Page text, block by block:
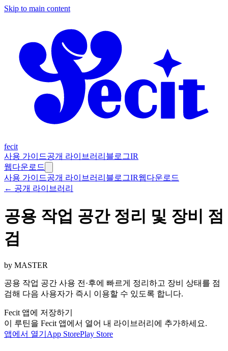
Skip to main content
fecit
사용 가이드공개 라이브러리 블로그IR
웹다운로드
사용 가이드공개 라이브러리 블로그IR웹다운로드
← 공개 라이브러리
공용 작업 공간 정리 및 장비 점
검
by MASTER
공용 작업 공간 사용 전·후에 빠르게 정리하고 장비 상태를 점
검해 다음 사용자가 즉시 이용할 수 있도록 합니다.
Fecit 앱에 저장하기
이 루틴을 Fecit 앱에서 열어 내 라이브러리에 추가하세요.
앱에서 열기 App StorePlay Store